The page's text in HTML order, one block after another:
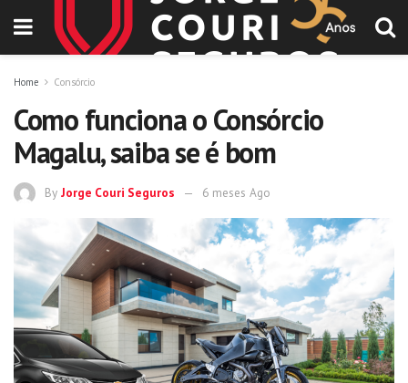
Home Consórcio
Como funciona o Consórcio
Magalu, saiba se é bom
By Jorge Couri Seguros 6 meses Ago